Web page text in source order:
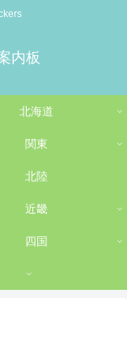
内板
北海道
関東
北陸
近畿
四国